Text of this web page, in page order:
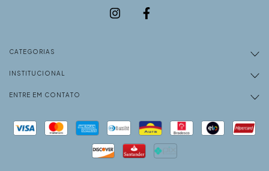
CATEGORIAS
INSTITUCIONAL
ENTRE EM CONTATO